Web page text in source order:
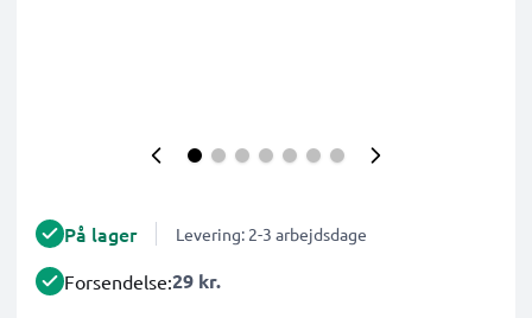
På lager Levering: 2-3 arbejdsdage
Forsendelse:29 kr.